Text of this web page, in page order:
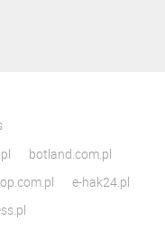
botland.com.pl
e-hak24.pl